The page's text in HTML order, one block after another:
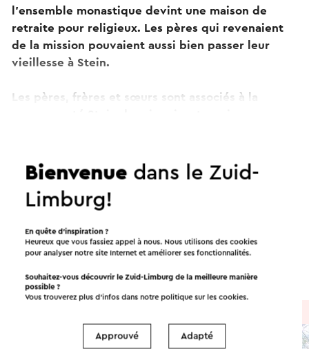
l'ensemble monastique devint une maison de
retraite pour religieux. Les pères qui revenaient
de la mission pouvaient aussi bien passer leur
vieillesse à Stein.
Les pères, frères et sœurs sont associés à la
l'archéologue amateur Anton Munsters. Le
cimetière contient également la tombe de guerre
du prêtre étudiant Dirk Oudendijk. Deux fois par
tombe offrent un salut floral au défunt.
Ce texte a été traduit automatiquement à l'aide d'un service
de traduction en ligne.
Itinéraires dans les environs
Bienvenuedans le Zuid-
Limburg!
En quête d’inspiration ?
Heureux que vous fassiez appel à nous. Nous utilisons des cookies
pour analyser notre site Internet et améliorer ses fonctionnalités.
Souhaitez-vous découvrir le Zuid-Limburg de la meilleure manière
possible ?
Vous trouverez plus d’infos dans notre politique sur lescookies.
Approuvé Adapté